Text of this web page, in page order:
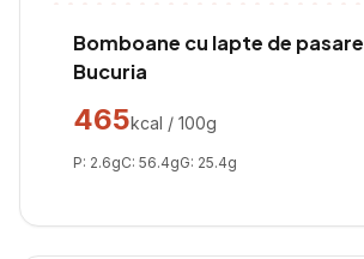
Bomboane cu lapte de pasare
Bucuria
465kcal / 100g
P: 2.6gC: 56.4gG: 25.4g